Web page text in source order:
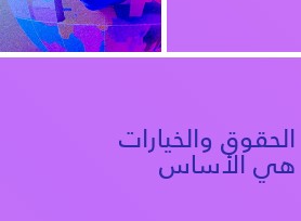
الحقوق والخيارات
هي الأساس